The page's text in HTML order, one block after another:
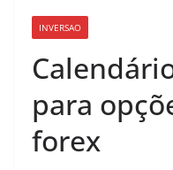
INVERSAO
para
forex